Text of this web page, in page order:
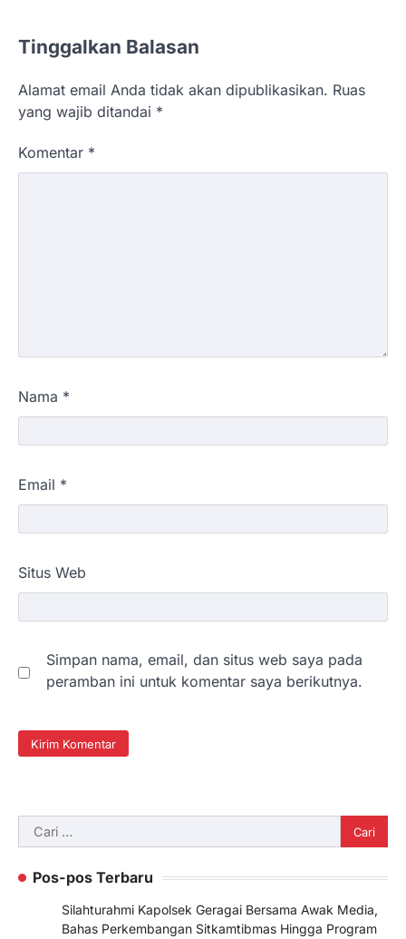
Tinggalkan Balasan
Alamat email Anda tidak akan dipublikasikan. Ruas
yang wajib ditandai *
Komentar *
Nama *
Email *
Situs Web
Simpan nama, email, dan situs web saya pada
peramban ini untuk komentar saya berikutnya.
Cari
untuk:
Pos-pos Terbaru
Silahturahmi Kapolsek Geragai Bersama Awak Media,
Bahas Perkembangan Sitkamtibmas Hingga Program